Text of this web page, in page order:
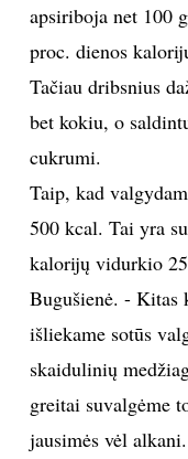
apsiriboja net 100
proc. dienos
Tačiau dribsnius
bet kokiu, o
cukrumi.
Taip, kad
500 kcal. Tai yra
kalorijų vidurkio
Bugušienė. - Kitas
išliekame sotūs
skaidulinių
greitai suvalgėme
jausimės vėl